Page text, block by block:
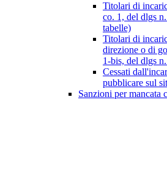
Titolari di
co. 1, del dlgs
tabelle)
Titolari di
direzione o di
1-bis, del dlgs
Cessati
pubblicare sul
Sanzioni per mancata